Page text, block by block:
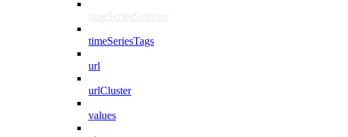
timeSeriesSelector
timeSeriesTags
url
urlCluster
values